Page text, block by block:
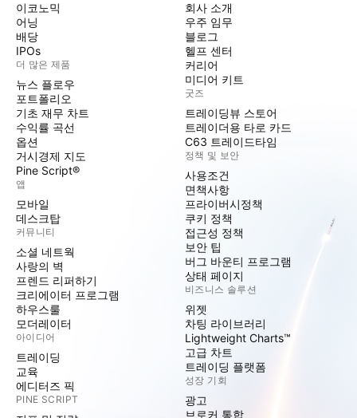
이코노믹
어닝
배당
IPOs
더 많은 제품
뉴스 플로우
포트폴리오
기초 재무 차트
수익률 곡선
옵션
거시경제 지도
Pine Script®
앱
모바일
데스크탑
커뮤니티
소셜 네트웍
사랑의 벽
프렌드 리퍼하기
크리에이터 프로그램
하우스룰
모더레이터
아이디어
트레이딩
교육
에디터즈 픽
PINE SCRIPT
회사 소개
우주 임무
블로그
헬프 센터
커리어
미디어 키트
굿즈
트레이딩뷰 스토어
트레이더용 타로 카드
C63 트레이드타임
정책 및 보안
사용조건
면책사항
프라이버시정책
쿠키 정책
접근성 정책
보안 팁
버그 바운티 프로그램
상태 페이지
비즈니스 솔루션
위젯
차팅 라이브러리
Lightweight Charts™
고급 차트
트레이딩 플랫폼
성장 기회
광고
브로커 통합